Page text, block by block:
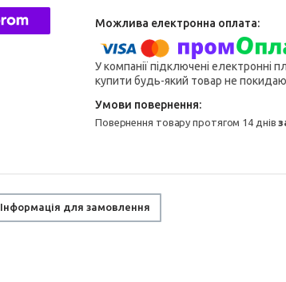
У компанії підключені електронні
купити будь-який товар не
повернення товару протягом 14 днів
Інформація для замовлення